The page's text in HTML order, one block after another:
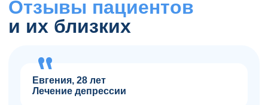
Отзывы пациентов
и их близких
Евгения, 28 лет
Лечение депрессии